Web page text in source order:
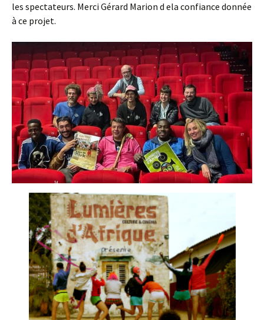
les spectateurs. Merci Gérard Marion d ela confiance donnée
à ce projet.